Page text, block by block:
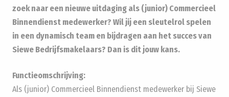
zoek naar een nieuwe uitdaging als (junior) Commercieel
Binnendienst medewerker? Wil jij een sleutelrol spelen
in een dynamisch team en bijdragen aan het succes van
Siewe Bedrijfsmakelaars? Dan is dit jouw kans.
Functieomschrijving:
Als (junior) Commercieel Binnendienst medewerker bij Siewe